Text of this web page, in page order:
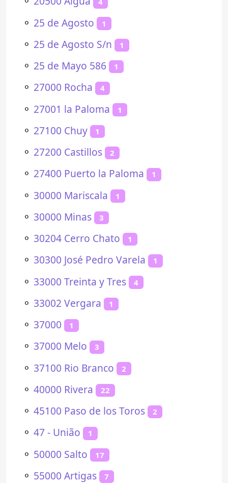
⚬ 25 de Agosto 1
⚬ 25 de Agosto S/n 1
⚬ 25 de Mayo 586 1
⚬ 27000 Rocha 4
⚬ 27001 la Paloma 1
⚬ 27100 Chuy 1
⚬ 27200 Castillos 2
⚬ 27400 Puerto la Paloma 1
⚬ 30000 Mariscala 1
⚬ 30000 Minas 3
⚬ 30204 Cerro Chato 1
⚬ 30300 José Pedro Varela 1
⚬ 33000 Treinta y Tres 4
⚬ 33002 Vergara 1
⚬ 37000 1
⚬ 37000 Melo 3
⚬ 37100 Rio Branco 2
⚬ 40000 Rivera 22
⚬ 45100 Paso de los Toros 2
⚬ 47 - União 1
⚬ 50000 Salto 17
⚬ 55000 Artigas 7